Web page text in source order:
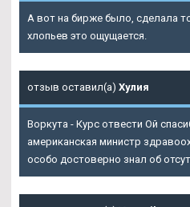
А вот на бирже было, сделала
хлопьев это ощущается.
отзыв оставил(а) Хулия
Воркута - Курс отвести Ой
американская министр
особо достоверно знал об